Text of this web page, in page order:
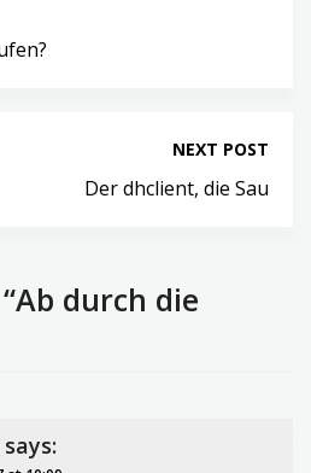
NEXT POST
Der dhclient, die Sau
durch die
says: